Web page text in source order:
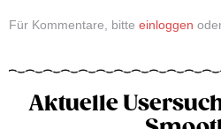
Für Kommentare, bitte einloggen
Aktuelle